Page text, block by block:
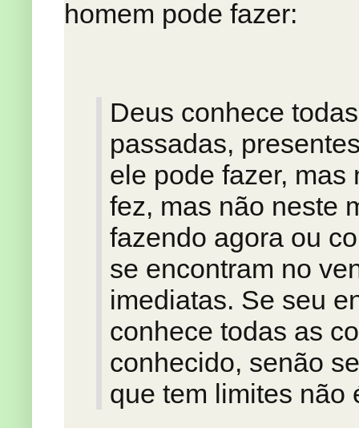
homem pode fazer:
Deus conhece
passadas,
ele pode fazer,
fez, mas não neste
fazendo agora ou
se encontram no
imediatas. Se seu
conhece todas as
conhecido, senão
que tem limites não